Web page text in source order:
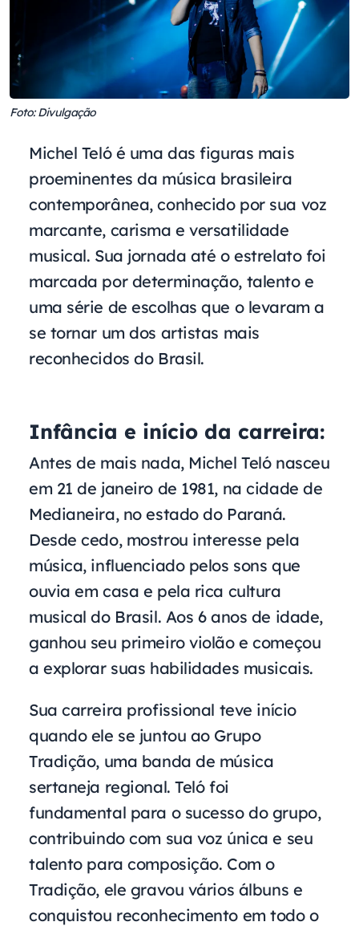
Foto: Divulgação
Michel Teló é uma das figuras mais
proeminentes da música brasileira
contemporânea, conhecido por sua voz
marcante, carisma e versatilidade
musical. Sua jornada até o estrelato foi
marcada por determinação, talento e
uma série de escolhas que o levaram a
se tornar um dos artistas mais
reconhecidos do Brasil.
Infância e início da carreira:
Antes de mais nada, Michel Teló nasceu
em 21 de janeiro de 1981, na cidade de
Medianeira, no estado do Paraná.
Desde cedo, mostrou interesse pela
música, influenciado pelos sons que
ouvia em casa e pela rica cultura
musical do Brasil. Aos 6 anos de idade,
ganhou seu primeiro violão e começou
a explorar suas habilidades musicais.
Sua carreira profissional teve início
quando ele se juntou ao Grupo
Tradição, uma banda de música
sertaneja regional. Teló foi
fundamental para o sucesso do grupo,
contribuindo com sua voz única e seu
talento para composição. Com o
Tradição, ele gravou vários álbuns e
conquistou reconhecimento em todo o